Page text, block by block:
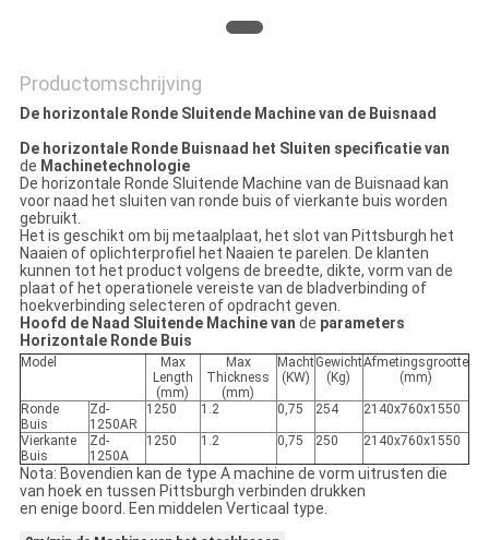
Productomschrijving
De horizontale Ronde Sluitende Machine van de Buisnaad
De horizontale Ronde Buisnaad het Sluiten specificatie van
de Machinetechnologie
De horizontale Ronde Sluitende Machine van de Buisnaad kan
voor naad het sluiten van ronde buis of vierkante buis worden
gebruikt.
Het is geschikt om bij metaalplaat, het slot van Pittsburgh het
Naaien of oplichterprofiel het Naaien te parelen. De klanten
kunnen tot het product volgens de breedte, dikte, vorm van de
plaat of het operationele vereiste van de bladverbinding of
hoekverbinding selecteren of opdracht geven.
Hoofd de Naad Sluitende Machine van de parameters
Horizontale Ronde Buis
Model
Max
Length
(mm)
Max
Thickness
(mm)
Macht
(KW)
Gewicht
(Kg)
Afmetingsgrootte
(mm)
Ronde
Buis
Zd-
1250AR
1250 1.2 0,75 254 2140x760x1550
Vierkante
Buis
Zd-
1250A
1250 1.2 0,75 250 2140x760x1550
Nota: Bovendien kan de type A machine de vorm uitrusten die
van hoek en tussen Pittsburgh verbinden drukken
en enige boord. Een middelen Verticaal type.